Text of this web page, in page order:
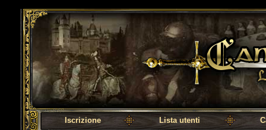
Camelot, la patria della cavalleria
Iscrizione Lista utenti